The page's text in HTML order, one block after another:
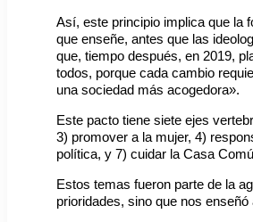
Así, este principio implica que la
que enseñe, antes que las
que, tiempo después, en 2019,
todos, porque cada cambio
una sociedad más acogedora».
Este pacto tiene siete ejes
3) promover a la mujer, 4)
política, y 7) cuidar la Casa
Estos temas fueron parte de la
prioridades, sino que nos